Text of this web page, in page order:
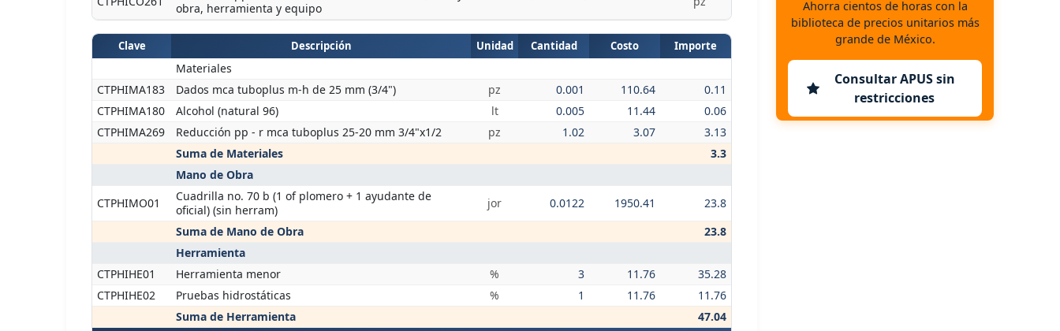
obra, herramienta y equipo
Clave Descripción Unidad Cantidad Costo Importe
Materiales
CTPHIMA183
Dados mca tuboplus m-h de 25 mm (3/4") pz 0.001 110.64
0.11
CTPHIMA180
Alcohol (natural 96) lt 0.005 11.44
0.06
CTPHIMA269
Reducción pp - r mca tuboplus 25-20 mm 3/4"x1/2 pz 1.02 3.07
3.13
Suma de Materiales
3.3
Mano de Obra
CTPHIMO01
Cuadrilla no. 70 b (1 of plomero + 1 ayudante de
oficial) (sin herram)
jor 0.0122 1950.41
23.8
Suma de Mano de Obra
23.8
Herramienta
CTPHIHE01
Herramienta menor % 3 11.76
35.28
CTPHIHE02
Pruebas hidrostáticas % 1 11.76
11.76
Suma de Herramienta
47.04
Ahorra cientos de horas con la
biblioteca de precios unitarios más
grande de México.
Consultar APUS sin
restricciones